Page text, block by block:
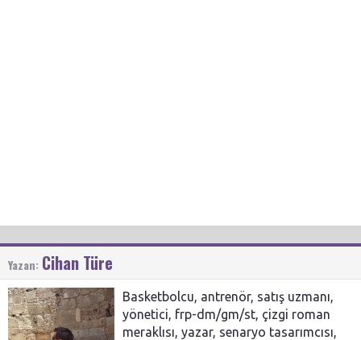
Yazan: Cihan Türe
Basketbolcu, antrenör, satış uzmanı,
yönetici, frp-dm/gm/st, çizgi roman
meraklısı, yazar, senaryo tasarımcısı,